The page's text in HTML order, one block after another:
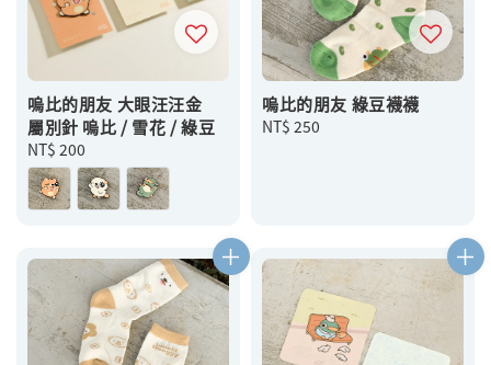
嗚比的朋友 大眼汪汪金
屬別針 嗚比 / 雪花 / 綠豆
Regular
price
NT$ 200
嗚比的朋友 綠豆襪襪
Regular
NT$ 250